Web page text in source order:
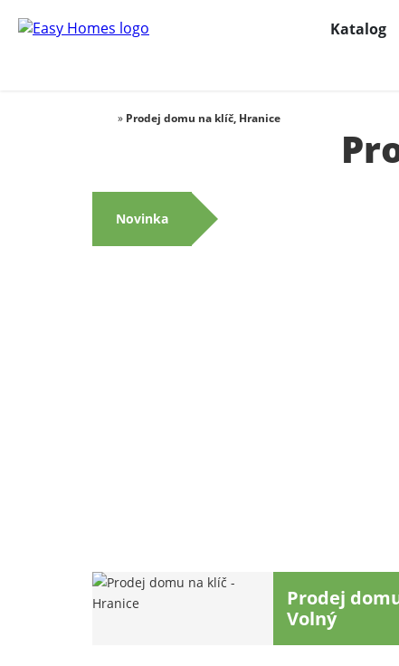
Katalog
» Prodej domu na klíč, Hranice
Novinka
Prodej
Volný